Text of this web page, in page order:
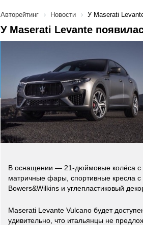
Авторейтинг Новости У Maserati
У Maserati Levante
В оснащении — 21-дюймовые колёса
матричные фары, спортивные кресла
Bowers&Wilkins и углепластиковый
Maserati Levante Vulcano будет
удивительно, что итальянцы не